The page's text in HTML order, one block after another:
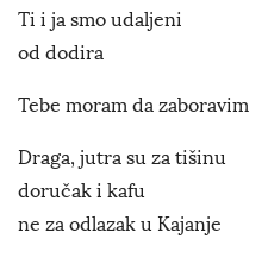
Ti i ja smo udaljeni
od dodira
Tebe moram da zaboravim
Draga, jutra su za tišinu
doručak i kafu
ne za odlazak u Kajanje